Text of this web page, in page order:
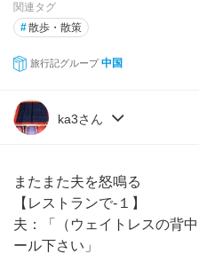
関連タグ
#散歩・散策
旅行記グループ 中国
ka3さん
またまた夫を怒鳴る
【レストランで-１】
夫：「（ウェイトレスの背
ール下さい」